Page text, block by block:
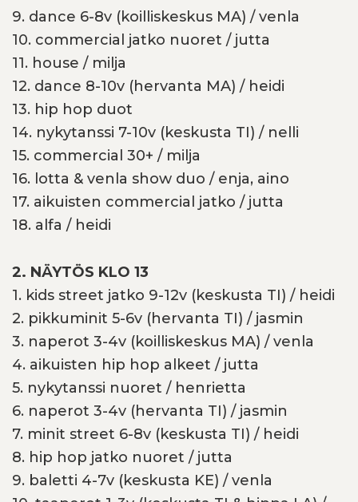
9. dance 6-8v (koilliskeskus MA) / venla
10. commercial jatko nuoret / jutta
11. house / milja
12. dance 8-10v (hervanta MA) / heidi
13. hip hop duot
14. nykytanssi 7-10v (keskusta TI) / nelli
15. commercial 30+ / milja
16. lotta & venla show duo / enja, aino
17. aikuisten commercial jatko / jutta
18. alfa / heidi
2. NÄYTÖS KLO 13
1. kids street jatko 9-12v (keskusta TI) / heidi
2. pikkuminit 5-6v (hervanta TI) / jasmin
3. naperot 3-4v (koilliskeskus MA) / venla
4. aikuisten hip hop alkeet / jutta
5. nykytanssi nuoret / henrietta
6. naperot 3-4v (hervanta TI) / jasmin
7. minit street 6-8v (keskusta TI) / heidi
8. hip hop jatko nuoret / jutta
9. baletti 4-7v (keskusta KE) / venla